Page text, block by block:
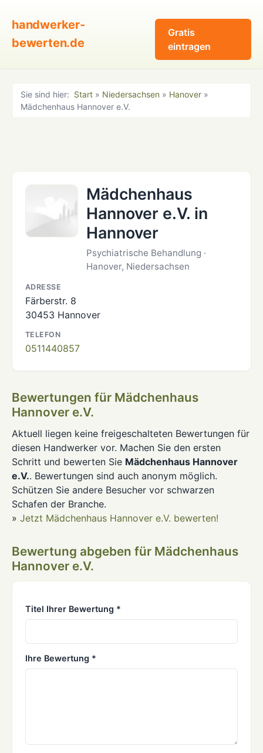
handwerker-
bewerten.de
Gratis
eintragen
Sie sind hier: Start » Niedersachsen » Hanover »
Mädchenhaus Hannover e.V.
Mädchenhaus
Hannover e.V. in
Hannover
Psychiatrische Behandlung ·
Hanover, Niedersachsen
ADRESSE
Färberstr. 8
30453 Hannover
TELEFON
0511440857
Bewertungen für Mädchenhaus
Hannover e.V.
Aktuell liegen keine freigeschalteten Bewertungen für
diesen Handwerker vor. Machen Sie den ersten
Schritt und bewerten Sie Mädchenhaus Hannover
e.V.. Bewertungen sind auch anonym möglich.
Schützen Sie andere Besucher vor schwarzen
Schafen der Branche.
» Jetzt Mädchenhaus Hannover e.V. bewerten!
Bewertung abgeben für Mädchenhaus
Hannover e.V.
Titel Ihrer Bewertung *
Ihre Bewertung *